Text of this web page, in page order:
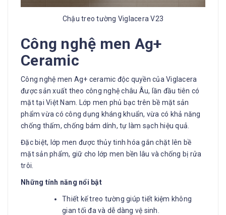
Chậu treo tường Viglacera V23
Công nghệ men Ag+
Ceramic
Công nghệ men Ag+ ceramic độc quyền của Viglacera
được sản xuất theo công nghệ châu Âu, lần đầu tiên có
mặt tại Việt Nam. Lớp men phủ bạc trên bề mặt sản
phẩm vừa có công dụng kháng khuẩn, vừa có khả năng
chống thấm, chống bám dính, tự làm sạch hiệu quả.
Đặc biệt, lớp men được thủy tinh hóa gắn chặt lên bề
mặt sản phẩm, giữ cho lớp men bền lâu và chống bị rửa
trôi.
Những tính năng nổi bật
Thiết kế treo tường giúp tiết kiệm không
gian tối đa và dễ dàng vệ sinh.